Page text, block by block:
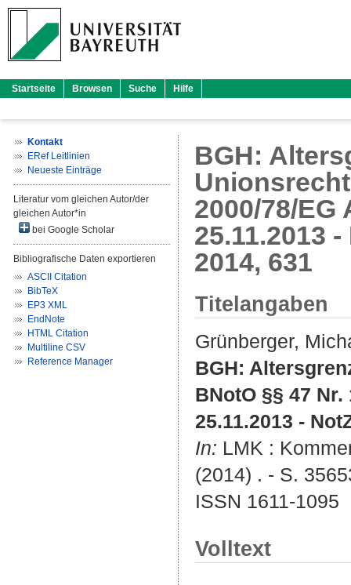
Startseite Browsen Suche Hilfe
Kontakt
ERef Leitlinien
Neueste Einträge
Literatur vom gleichen Autor/der
gleichen Autor*in
bei Google Scholar
Bibliografische Daten exportieren
ASCII Citation
BibTeX
EP3 XML
EndNote
HTML Citation
Multiline CSV
Reference Manager
BGH:
2000/78/
25.11.2013
2014, 631
Titelangaben
Grünberger,
BGH:
BNotO §§ 47
25.11.2013 -
In: LMK :
(2014) . - S.
ISSN 1611-1095
Volltext